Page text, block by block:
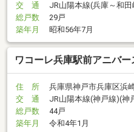
交 通
JR山陽本線(兵庫～和
総戸数
29戸
築年月
昭和56年7月
ワコーレ兵庫駅前アニバー
住 所
兵庫県神戸市兵庫区浜
交 通
JR山陽本線(神戸線)(神
総戸数
44戸
築年月
令和4年1月